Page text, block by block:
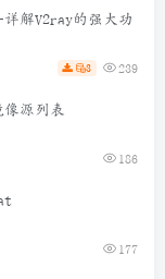
解V2ray的强大功
3 239
像源列表
186
177